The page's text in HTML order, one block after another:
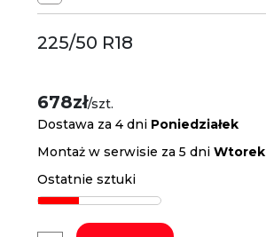
225/50 R18
678zł/szt.
Dostawa za 4 dni Poniedziałek
Montaż w serwisie za 5 dniWtorek
Ostatnie sztuki